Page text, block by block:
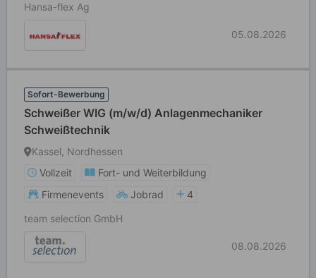
Hansa-flex Ag
05.08.2026
Sofort-Bewerbung
Schweißer WIG (m/w/d) Anlagenmechaniker
Schweißtechnik
Kassel, Nordhessen
Vollzeit
Fort- und Weiterbildung
Firmenevents
Jobrad
4
team selection GmbH
08.08.2026